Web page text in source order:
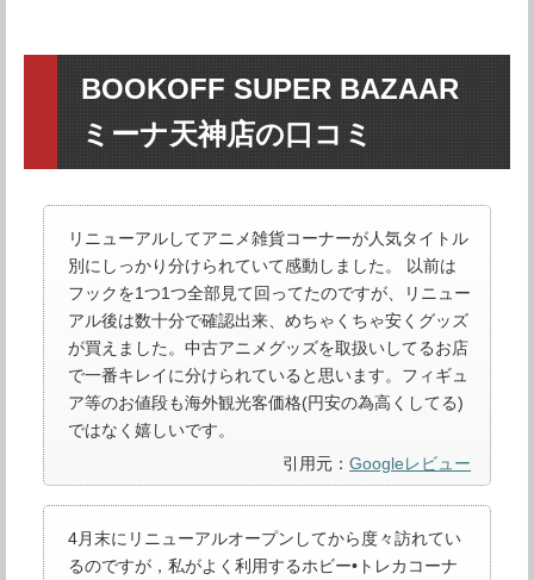
BOOKOFF SUPER BAZAAR
ミーナ天神店の口コミ
リニューアルしてアニメ雑貨コーナーが人気タイトル
別にしっかり分けられていて感動しました。 以前は
フックを1つ1つ全部見て回ってたのですが、リニュー
アル後は数十分で確認出来、めちゃくちゃ安くグッズ
が買えました。中古アニメグッズを取扱いしてるお店
で一番キレイに分けられていると思います。フィギュ
ア等のお値段も海外観光客価格(円安の為高くしてる)
ではなく嬉しいです。
引用元： Googleレビュー
4月末にリニューアルオープンしてから度々訪れてい
るのですが，私がよく利用するホビー•トレカコーナ